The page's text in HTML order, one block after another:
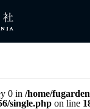
0 in /home/
single.php on line